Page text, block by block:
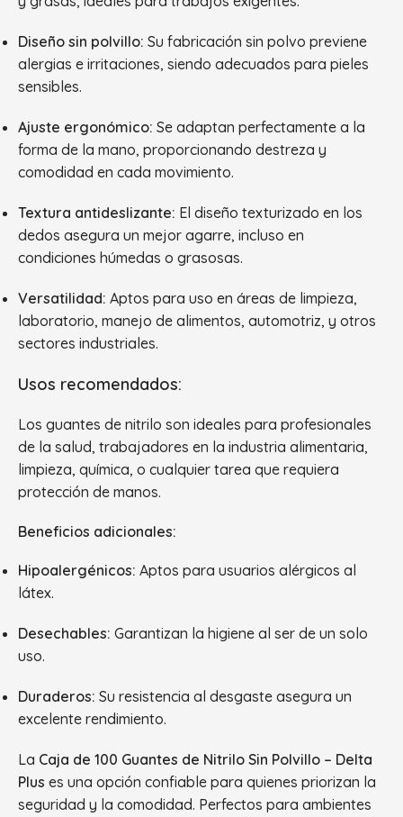
Diseño sin polvillo: Su fabricación sin polvo previene
alergias e irritaciones, siendo adecuados para pieles
sensibles.
Ajuste ergonómico: Se adaptan perfectamente a la
forma de la mano, proporcionando destreza y
comodidad en cada movimiento.
Textura antideslizante: El diseño texturizado en los
dedos asegura un mejor agarre, incluso en
condiciones húmedas o grasosas.
Versatilidad: Aptos para uso en áreas de limpieza,
laboratorio, manejo de alimentos, automotriz, y otros
sectores industriales.
Usos recomendados:
Los guantes de nitrilo son ideales para profesionales
de la salud, trabajadores en la industria alimentaria,
limpieza, química, o cualquier tarea que requiera
protección de manos.
Beneficios adicionales:
Hipoalergénicos: Aptos para usuarios alérgicos al
látex.
Desechables: Garantizan la higiene al ser de un solo
uso.
Duraderos: Su resistencia al desgaste asegura un
excelente rendimiento.
La Caja de 100 Guantes de Nitrilo Sin Polvillo – Delta
Plus es una opción confiable para quienes priorizan la
seguridad y la comodidad. Perfectos para ambientes